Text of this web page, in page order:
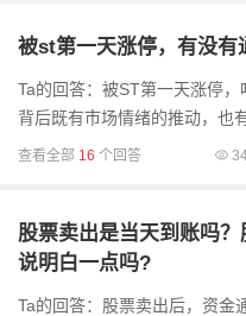
被st第一天涨停，有没有
Ta的回答：被ST第一天涨停
背后既有市场情绪的推动，也
的方式解释一下。什么是“被
查看全部 16 个回答
股票卖出是当天到账吗
说明白一点吗?
Ta的回答：股票卖出后，资金